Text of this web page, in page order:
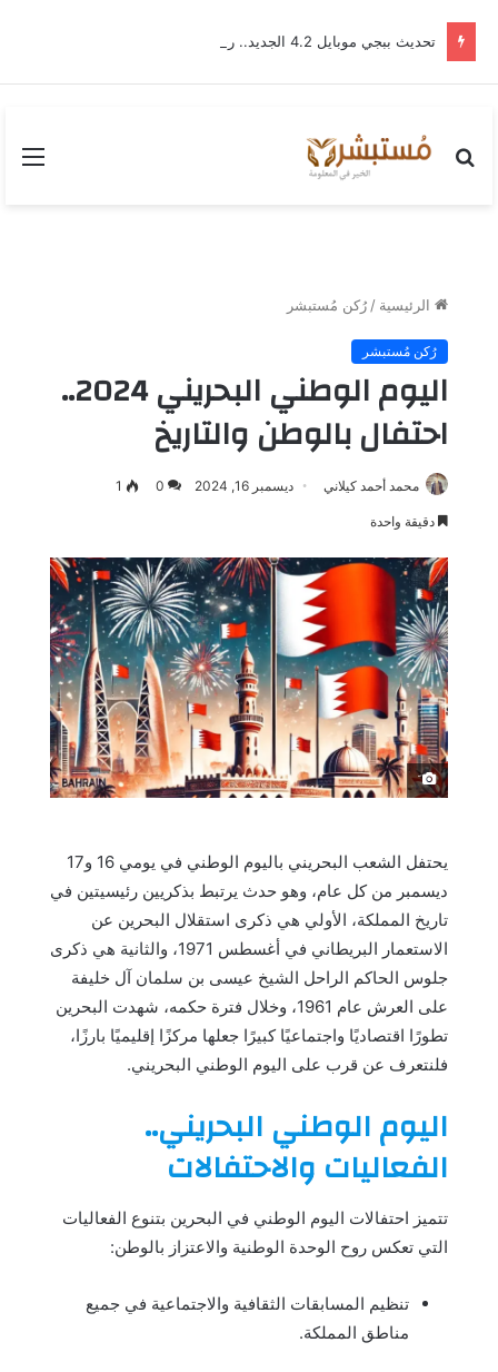
بحث
الرئيسية / رُكن مُستبشر
رُكن مُستبشر
اليوم الوطني البحريني 2024..
احتفال بالوطن والتاريخ
محمد أحمد كيلاني ديسمبر 16, 2024 0
1
دقيقة واحدة
َ
يحتفل الشعب البحريني باليوم الوطني في يومي 16 و17
ديسمبر من كل عام، وهو حدث يرتبط بذكريين رئيسيتين في
تاريخ المملكة، الأولي هي ذكرى استقلال البحرين عن
الاستعمار البريطاني في أغسطس 1971، والثانية هي ذكرى
جلوس الحاكم الراحل الشيخ عيسى بن سلمان آل خليفة
على العرش عام 1961، وخلال فترة حكمه، شهدت البحرين
تطورًا اقتصاديًا واجتماعيًا كبيرًا جعلها مركزًا إقليميًا بارزًا،
فلنتعرف عن قرب على اليوم الوطني البحريني.
اليوم الوطني البحريني..
الفعاليات والاحتفالات
تتميز احتفالات اليوم الوطني في البحرين بتنوع الفعاليات
التي تعكس روح الوحدة الوطنية والاعتزاز بالوطن:
تنظيم المسابقات الثقافية والاجتماعية في جميع
مناطق المملكة.